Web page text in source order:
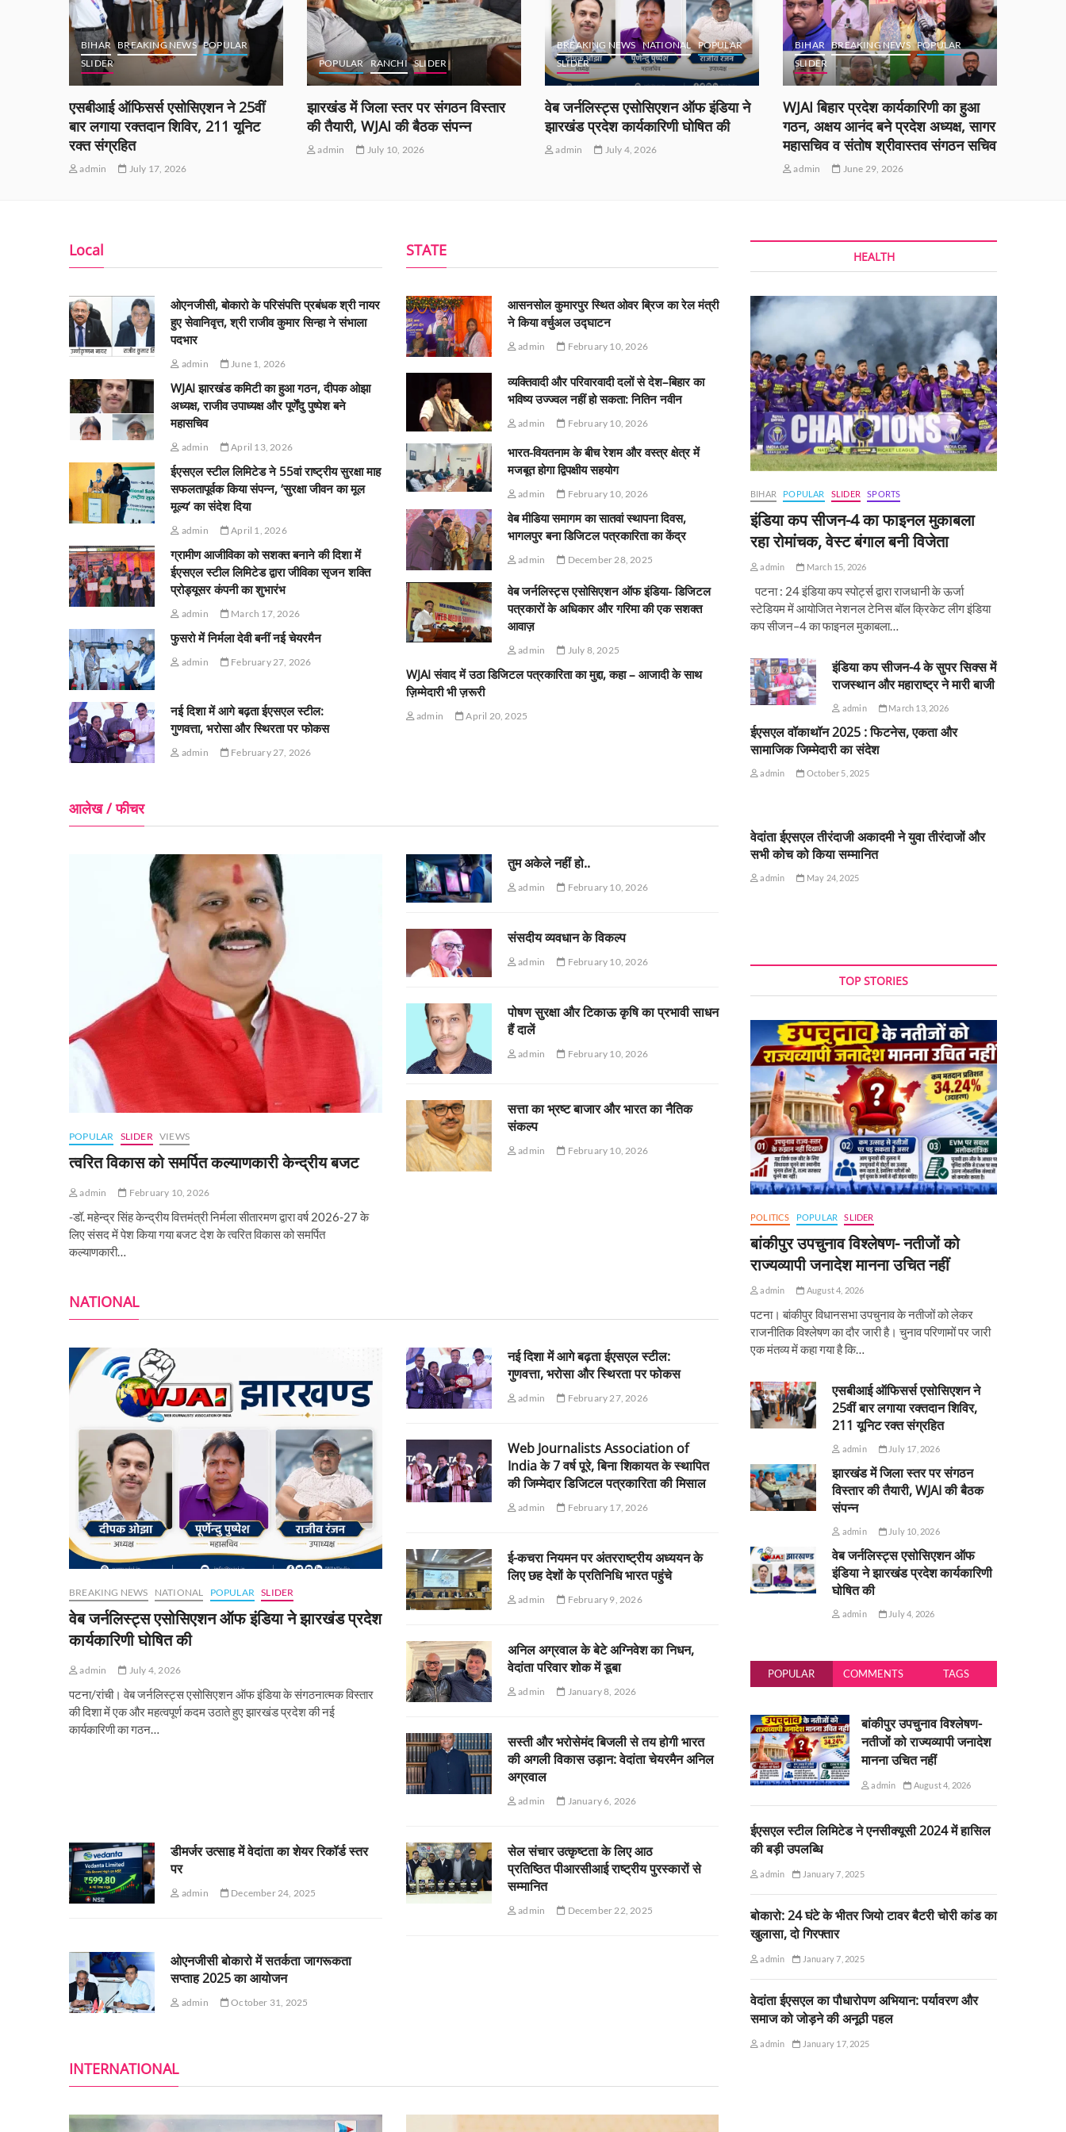
BIHAR BREAKING NEWS POPULAR
SLIDER
एसबीआई ऑफिसर्स एसोसिएशन ने 25वीं
बार लगाया रक्तदान शिविर, 211 यूनिट
रक्त संग्रहित
admin July 17, 2026
POPULAR RANCHI SLIDER
झारखंड में जिला स्तर पर संगठन विस्तार
की तैयारी, WJAI की बैठक संपन्न
admin July 10, 2026
BREAKING NEWS NATIONAL POPULAR
SLIDER
वेब जर्नलिस्ट्स एसोसिएशन ऑफ इंडिया ने
झारखंड प्रदेश कार्यकारिणी घोषित की
admin July 4, 2026
BIHAR BREAKING NEWS POPULAR
SLIDER
WJAI बिहार प्रदेश कार्यकारिणी का हुआ
गठन, अक्षय आनंद बने प्रदेश अध्यक्ष, सागर
महासचिव व संतोष श्रीवास्तव संगठन सचिव
admin June 29, 2026
Local
ओएनजीसी, बोकारो के परिसंपत्ति प्रबंधक श्री नायर
हुए सेवानिवृत्त, श्री राजीव कुमार सिन्हा ने संभाला
पदभार
admin June 1, 2026
WJAI झारखंड कमिटी का हुआ गठन, दीपक ओझा
अध्यक्ष, राजीव उपाध्यक्ष और पूर्णेंदु पुष्पेश बने
महासचिव
admin April 13, 2026
ईएसएल स्टील लिमिटेड ने 55वां राष्ट्रीय सुरक्षा माह
सफलतापूर्वक किया संपन्न, ‘सुरक्षा जीवन का मूल
मूल्य’ का संदेश दिया
admin April 1, 2026
ग्रामीण आजीविका को सशक्त बनाने की दिशा में
ईएसएल स्टील लिमिटेड द्वारा जीविका सृजन शक्ति
प्रोड्यूसर कंपनी का शुभारंभ
admin March 17, 2026
फुसरो में निर्मला देवी बनीं नई चेयरमैन
admin February 27, 2026
नई दिशा में आगे बढ़ता ईएसएल स्टील:
गुणवत्ता, भरोसा और स्थिरता पर फोकस
admin February 27, 2026
STATE
आसनसोल कुमारपुर स्थित ओवर ब्रिज का रेल मंत्री
ने किया वर्चुअल उद्घाटन
admin February 10, 2026
व्यक्तिवादी और परिवारवादी दलों से देश–बिहार का
भविष्य उज्ज्वल नहीं हो सकता: नितिन नवीन
admin February 10, 2026
भारत-वियतनाम के बीच रेशम और वस्त्र क्षेत्र में
मजबूत होगा द्विपक्षीय सहयोग
admin February 10, 2026
वेब मीडिया समागम का सातवां स्थापना दिवस,
भागलपुर बना डिजिटल पत्रकारिता का केंद्र
admin December 28, 2025
वेब जर्नलिस्ट्स एसोसिएशन ऑफ इंडिया- डिजिटल
पत्रकारों के अधिकार और गरिमा की एक सशक्त
आवाज़
admin July 8, 2025
WJAI संवाद में उठा डिजिटल पत्रकारिता का मुद्दा, कहा – आजादी के साथ
ज़िम्मेदारी भी ज़रूरी
admin April 20, 2025
आलेख / फीचर
POPULAR SLIDER VIEWS
त्वरित विकास को समर्पित कल्याणकारी केन्‍द्रीय बजट
admin February 10, 2026
-डॉ. महेन्द्र सिंह केन्द्रीय वित्तमंत्री निर्मला सीतारमण द्वारा वर्ष 2026-27 के
लिए संसद में पेश किया गया बजट देश के त्वरित विकास को समर्पित
कल्याणकारी…
तुम अकेले नहीं हो..
admin February 10, 2026
संसदीय व्यवधान के विकल्प
admin February 10, 2026
पोषण सुरक्षा और टिकाऊ कृषि का प्रभावी साधन
हैं दालें
admin February 10, 2026
सत्ता का भ्रष्ट बाजार और भारत का नैतिक
संकल्प
admin February 10, 2026
NATIONAL
BREAKING NEWS NATIONAL POPULAR SLIDER
वेब जर्नलिस्ट्स एसोसिएशन ऑफ इंडिया ने झारखंड प्रदेश
कार्यकारिणी घोषित की
admin July 4, 2026
पटना/रांची। वेब जर्नलिस्ट्स एसोसिएशन ऑफ इंडिया के संगठनात्मक विस्तार
की दिशा में एक और महत्वपूर्ण कदम उठाते हुए झारखंड प्रदेश की नई
कार्यकारिणी का गठन…
नई दिशा में आगे बढ़ता ईएसएल स्टील:
गुणवत्ता, भरोसा और स्थिरता पर फोकस
admin February 27, 2026
Web Journalists Association of
India के 7 वर्ष पूरे, बिना शिकायत के स्थापित
की जिम्मेदार डिजिटल पत्रकारिता की मिसाल
admin February 17, 2026
ई-कचरा नियमन पर अंतरराष्ट्रीय अध्ययन के
लिए छह देशों के प्रतिनिधि भारत पहुंचे
admin February 9, 2026
अनिल अग्रवाल के बेटे अग्निवेश का निधन,
वेदांता परिवार शोक में डूबा
admin January 8, 2026
सस्ती और भरोसेमंद बिजली से तय होगी भारत
की अगली विकास उड़ान: वेदांता चेयरमैन अनिल
अग्रवाल
admin January 6, 2026
डीमर्जर उत्साह में वेदांता का शेयर रिकॉर्ड स्तर
पर
admin December 24, 2025
सेल संचार उत्कृष्टता के लिए आठ
प्रतिष्ठित पीआरसीआई राष्ट्रीय पुरस्कारों से
सम्मानित
admin December 22, 2025
ओएनजीसी बोकारो में सतर्कता जागरूकता
सप्ताह 2025 का आयोजन
admin October 31, 2025
INTERNATIONAL
HEALTH
BIHAR POPULAR SLIDER SPORTS
इंडिया कप सीजन-4 का फाइनल मुकाबला
रहा रोमांचक, वेस्ट बंगाल बनी विजेता
admin March 15, 2026
पटना : 24 इंडिया कप स्पोर्ट्स द्वारा राजधानी के ऊर्जा
स्टेडियम में आयोजित नेशनल टेनिस बॉल क्रिकेट लीग इंडिया
कप सीजन–4 का फाइनल मुकाबला…
इंडिया कप सीजन-4 के सुपर सिक्स में
राजस्थान और महाराष्ट्र ने मारी बाजी
admin March 13, 2026
ईएसएल वॉकाथॉन 2025 : फिटनेस, एकता और
सामाजिक जिम्मेदारी का संदेश
admin October 5, 2025
वेदांता ईएसएल तीरंदाजी अकादमी ने युवा तीरंदाजों और
सभी कोच को किया सम्मानित
admin May 24, 2025
TOP STORIES
POLITICS POPULAR SLIDER
बांकीपुर उपचुनाव विश्लेषण- नतीजों को
राज्यव्यापी जनादेश मानना उचित नहीं
admin August 4, 2026
पटना। बांकीपुर विधानसभा उपचुनाव के नतीजों को लेकर
राजनीतिक विश्लेषण का दौर जारी है। चुनाव परिणामों पर जारी
एक मंतव्य में कहा गया है कि…
एसबीआई ऑफिसर्स एसोसिएशन ने
25वीं बार लगाया रक्तदान शिविर,
211 यूनिट रक्त संग्रहित
admin July 17, 2026
झारखंड में जिला स्तर पर संगठन
विस्तार की तैयारी, WJAI की बैठक
संपन्न
admin July 10, 2026
वेब जर्नलिस्ट्स एसोसिएशन ऑफ
इंडिया ने झारखंड प्रदेश कार्यकारिणी
घोषित की
admin July 4, 2026
POPULAR COMMENTS TAGS
बांकीपुर उपचुनाव विश्लेषण-
नतीजों को राज्यव्यापी जनादेश
मानना उचित नहीं
admin August 4, 2026
ईएसएल स्टील लिमिटेड ने एनसीक्यूसी 2024 में हासिल
की बड़ी उपलब्धि
admin January 7, 2025
बोकारो: 24 घंटे के भीतर जियो टावर बैटरी चोरी कांड का
खुलासा, दो गिरफ्तार
admin January 7, 2025
वेदांता ईएसएल का पौधारोपण अभियान: पर्यावरण और
समाज को जोड़ने की अनूठी पहल
admin January 17, 2025